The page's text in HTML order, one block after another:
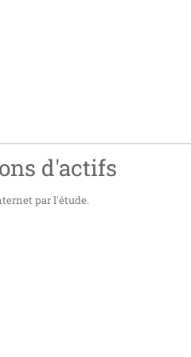
d'actifs
par l'étude.